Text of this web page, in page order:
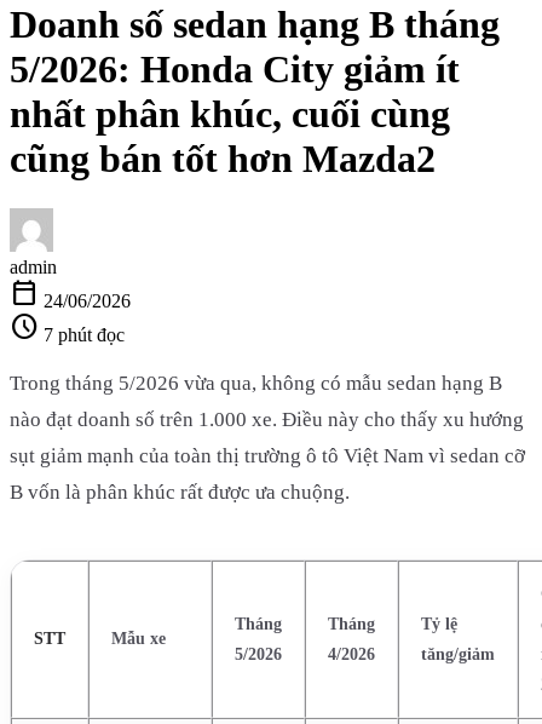
Doanh số sedan hạng B tháng
5/2026: Honda City giảm ít
nhất phân khúc, cuối cùng
cũng bán tốt hơn Mazda2
admin
calendar_today 24/06/2026
schedule 7 phút đọc
Trong tháng 5/2026 vừa qua, không có mẫu sedan hạng B
nào đạt doanh số trên 1.000 xe. Điều này cho thấy xu hướng
sụt giảm mạnh của toàn thị trường ô tô Việt Nam vì sedan cỡ
B vốn là phân khúc rất được ưa chuộng.
STT Mẫu xe
Tháng
5/2026
Tháng
4/2026
Tỷ lệ
tăng/giảm